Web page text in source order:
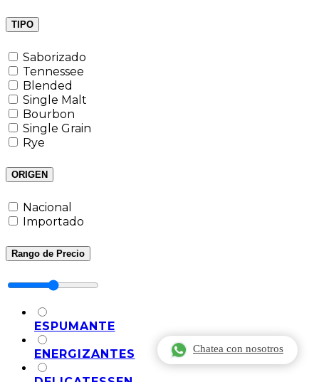
Chatea con nosotros
TIPO
Saborizado
Tennessee
Blended
Single Malt
Bourbon
Single Grain
Rye
ORIGEN
Nacional
Importado
Rango de Precio
ESPUMANTE
ENERGIZANTES